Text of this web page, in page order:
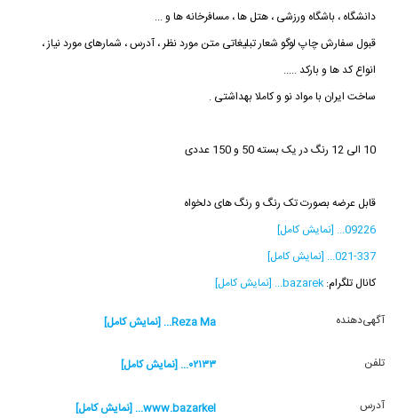
دانشگاه ، باشگاه ورزشی ، هتل ها ، مسافرخانه ها و ...
قبول سفارش چاپ لوگو شعار تبلیغاتی متن مورد نظر ، آدرس ، شمارهای مورد نیاز ،
انواع کد ها و بارکد .....
ساخت ایران با مواد نو و کاملا بهداشتی .
10 الی 12 رنگ در یک بسته 50 و 150 عددی
قابل عرضه بصورت تک رنگ و رنگ های دلخواه
09226... [نمایش کامل]
021-337... [نمایش کامل]
کانال تلگرام:bazarek... [نمایش کامل]
آگهی‌دهنده Reza Ma... [نمایش کامل]
تلفن ۰۲۱۳۳... [نمایش کامل]
آدرس www.bazarkel... [نمایش کامل]